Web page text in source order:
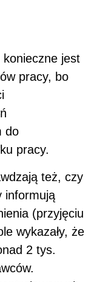
jest
pracy, bo
do
pracy.
też, czy
informują
(przyjęciu
wykazały, że
2 tys.